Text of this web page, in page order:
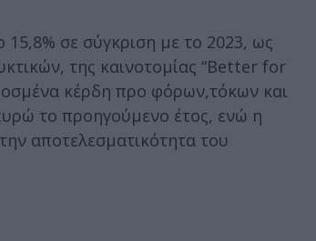
σε σύγκριση με το 2023, ως
της καινοτομίας “Better for
κέρδη προ φόρων,τόκων και
το προηγούμενο έτος, ενώ η
αποτελεσματικότητα του